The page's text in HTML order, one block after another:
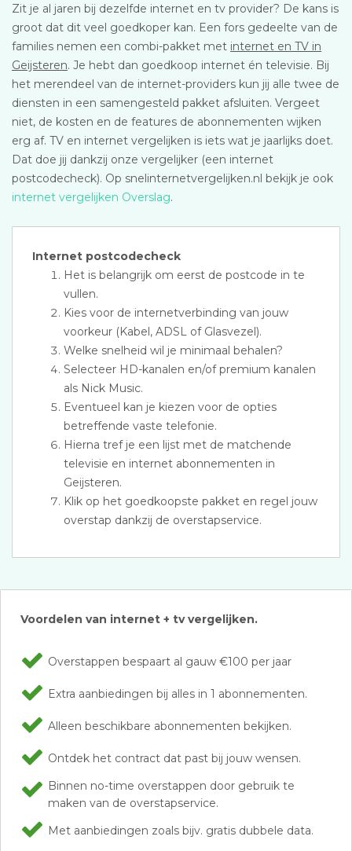
Zit je al jaren bij dezelfde internet en tv provider? De kans is
groot dat dit veel goedkoper kan. Een fors gedeelte van de
families nemen een combi-pakket met internet en TV in
Geijsteren. Je hebt dan goedkoop internet én televisie. Bij
het merendeel van de internet-providers kun jij alle twee de
diensten in een samengesteld pakket afsluiten. Vergeet
niet, de kosten en de features de abonnementen wijken
erg af. TV en internet vergelijken is iets wat je jaarlijks doet.
Dat doe jij dankzij onze vergelijker (een internet
postcodecheck). Op snelinternetvergelijken.nl bekijk je ook
internet vergelijken Overslag.
Internet postcodecheck
Het is belangrijk om eerst de postcode in te
vullen.
Kies voor de internetverbinding van jouw
voorkeur (Kabel, ADSL of Glasvezel).
Welke snelheid wil je minimaal behalen?
Selecteer HD-kanalen en/of premium kanalen
als Nick Music.
Eventueel kan je kiezen voor de opties
betreffende vaste telefonie.
Hierna tref je een lijst met de matchende
televisie en internet abonnementen in
Geijsteren.
Klik op het goedkoopste pakket en regel jouw
overstap dankzij de overstapservice.
Voordelen van internet + tv vergelijken.
Overstappen bespaart al gauw €100 per jaar
Extra aanbiedingen bij alles in 1 abonnementen.
Alleen beschikbare abonnementen bekijken.
Ontdek het contract dat past bij jouw wensen.
Binnen no-time overstappen door gebruik te
maken van de overstapservice.
Met aanbiedingen zoals bijv. gratis dubbele data.